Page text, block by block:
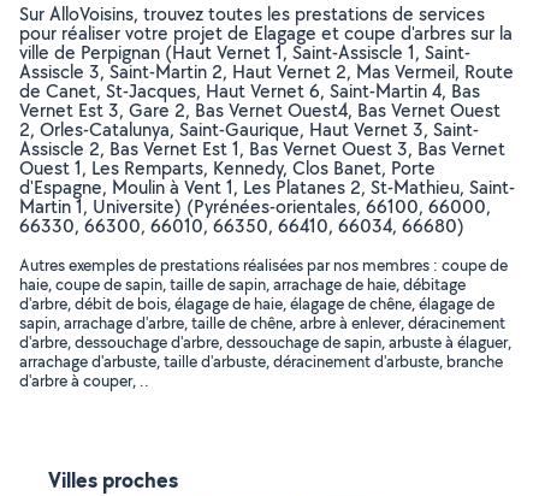
Sur AlloVoisins, trouvez toutes les prestations de services
pour réaliser votre projet de Elagage et coupe d'arbres sur la
ville de Perpignan (Haut Vernet 1, Saint-Assiscle 1, Saint-
Assiscle 3, Saint-Martin 2, Haut Vernet 2, Mas Vermeil, Route
de Canet, St-Jacques, Haut Vernet 6, Saint-Martin 4, Bas
Vernet Est 3, Gare 2, Bas Vernet Ouest4, Bas Vernet Ouest
2, Orles-Catalunya, Saint-Gaurique, Haut Vernet 3, Saint-
Assiscle 2, Bas Vernet Est 1, Bas Vernet Ouest 3, Bas Vernet
Ouest 1, Les Remparts, Kennedy, Clos Banet, Porte
d'Espagne, Moulin à Vent 1, Les Platanes 2, St-Mathieu, Saint-
Martin 1, Universite) (Pyrénées-orientales, 66100, 66000,
66330, 66300, 66010, 66350, 66410, 66034, 66680)
Autres exemples de prestations réalisées par nos membres : coupe de
haie, coupe de sapin, taille de sapin, arrachage de haie, débitage
d'arbre, débit de bois, élagage de haie, élagage de chêne, élagage de
sapin, arrachage d'arbre, taille de chêne, arbre à enlever, déracinement
d'arbre, dessouchage d'arbre, dessouchage de sapin, arbuste à élaguer,
arrachage d'arbuste, taille d'arbuste, déracinement d'arbuste, branche
d'arbre à couper, ..
Villes proches